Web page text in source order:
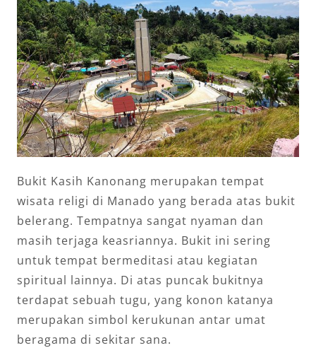
Bukit Kasih Kanonang merupakan tempat
wisata religi di Manado yang berada atas bukit
belerang. Tempatnya sangat nyaman dan
masih terjaga keasriannya. Bukit ini sering
untuk tempat bermeditasi atau kegiatan
spiritual lainnya. Di atas puncak bukitnya
terdapat sebuah tugu, yang konon katanya
merupakan simbol kerukunan antar umat
beragama di sekitar sana.